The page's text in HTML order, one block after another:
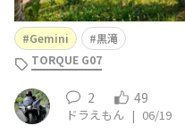
Gemini
黒滝
TORQUE G07
2 49
ドラえもん | 06/19